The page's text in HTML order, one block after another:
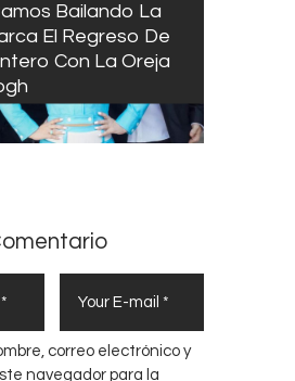
Bailando La
El Regreso De
Con La Oreja
correo electrónico y
navegador para la